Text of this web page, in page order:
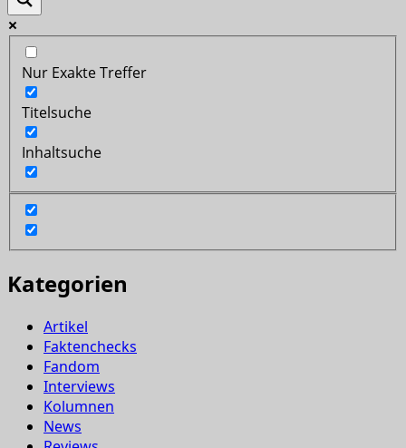
Nur Exakte Treffer
Titelsuche
Inhaltsuche
Kategorien
Artikel
Faktenchecks
Fandom
Interviews
Kolumnen
News